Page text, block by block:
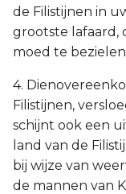
de Filistijnen in
grootste lafaard,
moed te
4.
Filistijnen,
schijnt ook een
land van de
bij wijze van
de mannen van